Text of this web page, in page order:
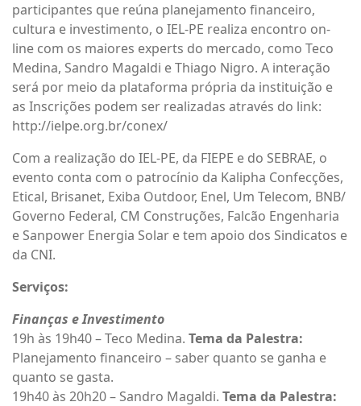
participantes que reúna planejamento financeiro,
cultura e investimento, o IEL-PE realiza encontro on-
line com os maiores experts do mercado, como Teco
Medina, Sandro Magaldi e Thiago Nigro. A interação
será por meio da plataforma própria da instituição e
as Inscrições podem ser realizadas através do link:
http://ielpe.org.br/conex/
Com a realização do IEL-PE, da FIEPE e do SEBRAE, o
evento conta com o patrocínio da Kalipha Confecções,
Etical, Brisanet, Exiba Outdoor, Enel, Um Telecom, BNB/
Governo Federal, CM Construções, Falcão Engenharia
e Sanpower Energia Solar e tem apoio dos Sindicatos e
da CNI.
Serviços:
Finanças e Investimento
19h às 19h40 – Teco Medina. Tema da Palestra:
Planejamento financeiro – saber quanto se ganha e
quanto se gasta.
19h40 às 20h20 – Sandro Magaldi. Tema da Palestra: